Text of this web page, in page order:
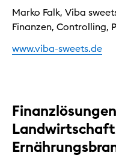
Marko Falk, Viba
Finanzen, Controlling,
www.viba-sweets.de